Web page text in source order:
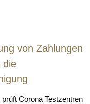
von Zahlungen
die
Corona Testzentren